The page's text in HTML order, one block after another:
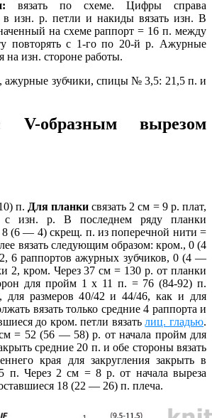
вязать по схеме. Цифры справа
в изн. р. петли и накиды вязать изн. В
на схеме раппорт = 16 п. между
повторять с 1-го по 20-й р. Ажурные
на изн. стороне работы.
, ажурные зубчики, спицы № 3,5: 21,5 п. и
образным вырезом
п. Для планки связать 2 см = 9 р. плат,
с изн. р. В последнем ряду планки
8 (6 — 4) скрещ. п. из поперечной нити =
вязать следующим образом: кром., 0 (4
6 раппортов ажурных зубчиков, 0 (4 —
2, кром. Через 37 см = 130 р. от планки
для пройм 1 х 11 п. = 76 (84-92) п.
для размеров 40/42 и 44/46, как и для
вязать только средние 4 раппорта и
до кром. петли вязатьлиц. гладью.
= 52 (56 — 58) р. от начала пройм для
средние 20 п. и обе стороны вязать
края для закругления закрыть в
Через 2 см = 8 р. от начала выреза
18 (22 — 26) п. плеча.